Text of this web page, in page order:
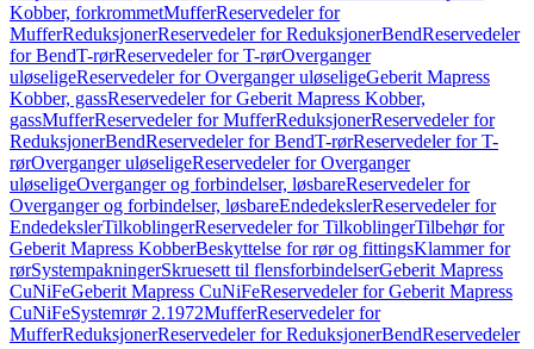
Kobber, forkrommetMufferReservedeler for
MufferReduksjonerReservedeler for ReduksjonerBendReservedeler
for BendT-rørReservedeler for T-rørOverganger
uløseligeReservedeler for Overganger uløseligeGeberit Mapress
Kobber, gassReservedeler for Geberit Mapress Kobber,
gassMufferReservedeler for MufferReduksjonerReservedeler for
ReduksjonerBendReservedeler for BendT-rørReservedeler for T-
rørOverganger uløseligeReservedeler for Overganger
uløseligeOverganger og forbindelser, løsbareReservedeler for
Overganger og forbindelser, løsbareEndedekslerReservedeler for
EndedekslerTilkoblingerReservedeler for TilkoblingerTilbehør for
Geberit Mapress KobberBeskyttelse for rør og fittingsKlammer for
rørSystempakningerSkruesett til flensforbindelserGeberit Mapress
CuNiFeGeberit Mapress CuNiFeReservedeler for Geberit Mapress
CuNiFeSystemrør 2.1972MufferReservedeler for
MufferReduksjonerReservedeler for ReduksjonerBendReservedeler